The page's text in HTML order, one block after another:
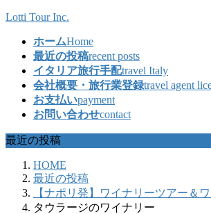
コ
ッ
プ
ナ
移
動
Lotti Tour Inc.
ホームHome
最近の投稿recent posts
イタリア旅行手配travel Italy
会社概要・旅行業登録travel agent
お支払いpayment
お問い合わせcontact
最近の投稿
HOME
最近の投稿
【ナポリ発】ワイナリーツアー＆
タウラージのワイナリー